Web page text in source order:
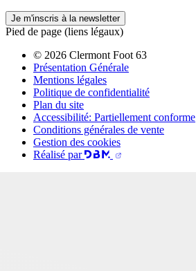
Je m'inscris à la newsletter
Pied de page (liens légaux)
© 2026 Clermont Foot 63
Présentation Générale
Mentions légales
Politique de confidentialité
Plan du site
Accessibilité: Partiellement conforme
Conditions générales de vente
Gestion des cookies
Réalisé par